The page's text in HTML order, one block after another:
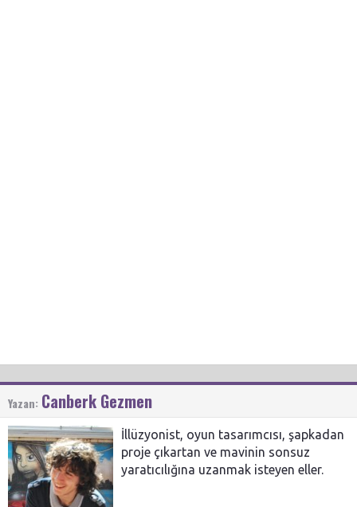
Yazan: Canberk Gezmen
İllüzyonist, oyun tasarımcısı, şapkadan
proje çıkartan ve mavinin sonsuz
yaratıcılığına uzanmak isteyen eller.